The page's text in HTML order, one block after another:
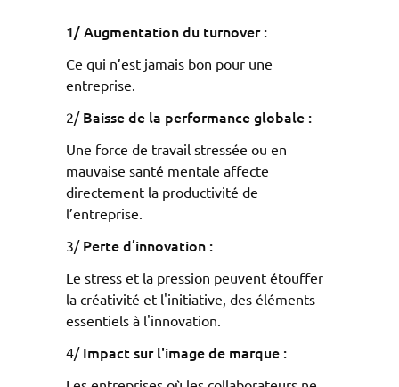
1/ Augmentation du turnover :
Ce qui n’est jamais bon pour une
entreprise.
2/ Baisse de la performance globale :
Une force de travail stressée ou en
mauvaise santé mentale affecte
directement la productivité de
l’entreprise.
3/ Perte d’innovation :
Le stress et la pression peuvent étouffer
la créativité et l'initiative, des éléments
essentiels à l'innovation.
4/ Impact sur l'image de marque :